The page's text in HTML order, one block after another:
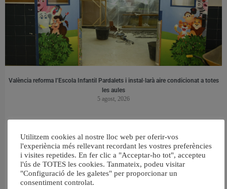
València reforma l’Escola Infantil Pardalets i instal·larà aire condicionat a totes
les aules
5 agost, 2026
Utilitzem cookies al nostre lloc web per oferir-vos
l'experiència més rellevant recordant les vostres preferències
i visites repetides. En fer clic a "Acceptar-ho tot", accepteu
l'ús de TOTES les cookies. Tanmateix, podeu visitar
"Configuració de les galetes" per proporcionar un
consentiment controlat.